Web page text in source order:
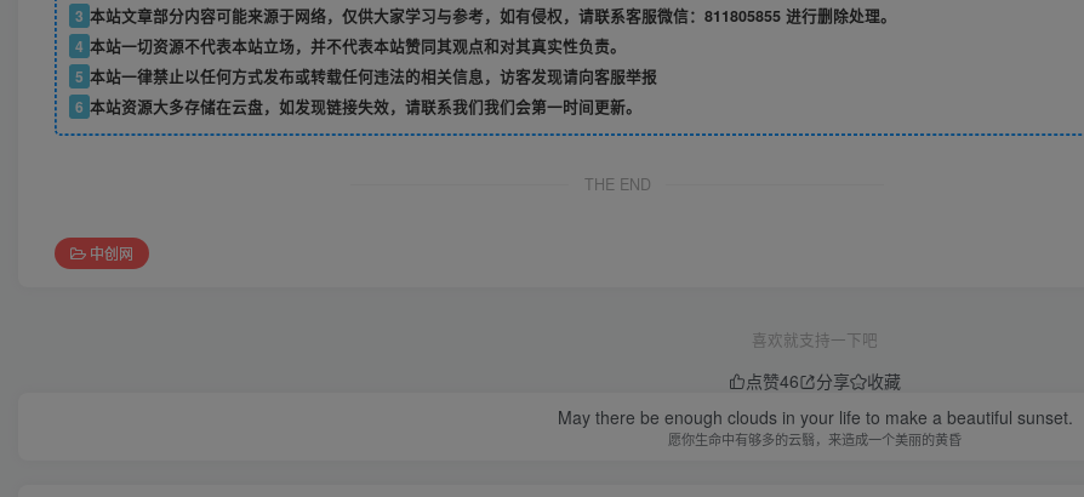
3 本站文章部分内容可能来源于网络，仅供大家学习与参考，如有侵权，请联系客服微信：811805855 进行删除处理。
4 本站一切资源不代表本站立场，并不代表本站赞同其观点和对其真实性负责。
5 本站一律禁止以任何方式发布或转载任何违法的相关信息，访客发现请向客服举报
6 本站资源大多存储在云盘，如发现链接失效，请联系我们我们会第一时间更新。
THE END
中创网
喜欢就支持一下吧
点赞46 分享
收藏
May there be enough clouds in your life to make a beautiful sunset.
愿你生命中有够多的云翳，来造成一个美丽的黄昏